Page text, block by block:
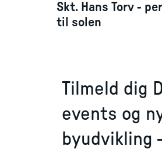
Skt. Hans Torv -
til solen
Tilmeld dig
events og
byudvikling